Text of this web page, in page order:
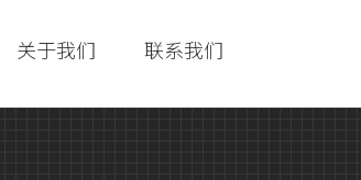
关于我们 联系我们